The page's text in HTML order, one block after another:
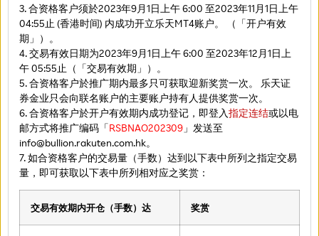
3. 合资格客户须於2023年9月1日上午 6:00 至2023年11月1日上午
04:55止 (香港时间) 内成功开立乐天MT4账户。 （「开户有效
期」）。
4. 交易有效日期为2023年9月1日上午 6:00 至2023年12月1日上
午 05:55止（「交易有效期」）。
5. 合资格客户於推广期内最多只可获取迎新奖赏一次。 乐天证
券金业只会向联名账户的主要账户持有人提供奖赏一次。
6. 合资格客户於开户有效期内成功登记，即登入指定连结或以电
邮方式将推广编码「RSBNAO202309 」发送至
info@bullion.rakuten.com.hk。
7. 如合资格客户的交易量（手数）达到以下表中所列之指定交易
量，即可获取以下表中所列相对应之奖赏：
交易有效期内开仓（手数）达 奖赏